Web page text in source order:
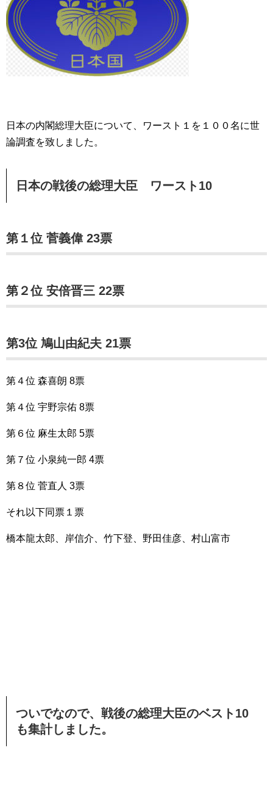
日本の内閣総理大臣について、ワースト１を１００名に世
論調査を致しました。
日本の戦後の総理大臣 ワースト10
第１位 菅義偉 23票
第２位 安倍晋三 22票
第3位 鳩山由紀夫 21票
第４位 森喜朗 8票
第４位 宇野宗佑 8票
第６位 麻生太郎 5票
第７位 小泉純一郎 4票
第８位 菅直人 3票
それ以下同票１票
橋本龍太郎、岸信介、竹下登、野田佳彦、村山富市
ついでなので、戦後の総理大臣のベスト10
も集計しました。